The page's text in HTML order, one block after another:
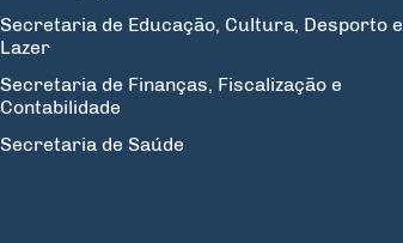
Secretaria de Educação, Cultura, Desporto e
Lazer
Secretaria de Finanças, Fiscalização e
Contabilidade
Secretaria de Saúde